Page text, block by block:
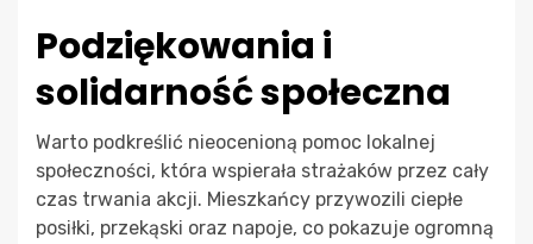
Podziękowania i
solidarność społeczna
Warto podkreślić nieocenioną pomoc lokalnej
społeczności, która wspierała strażaków przez cały
czas trwania akcji. Mieszkańcy przywozili ciepłe
posiłki, przekąski oraz napoje, co pokazuje ogromną